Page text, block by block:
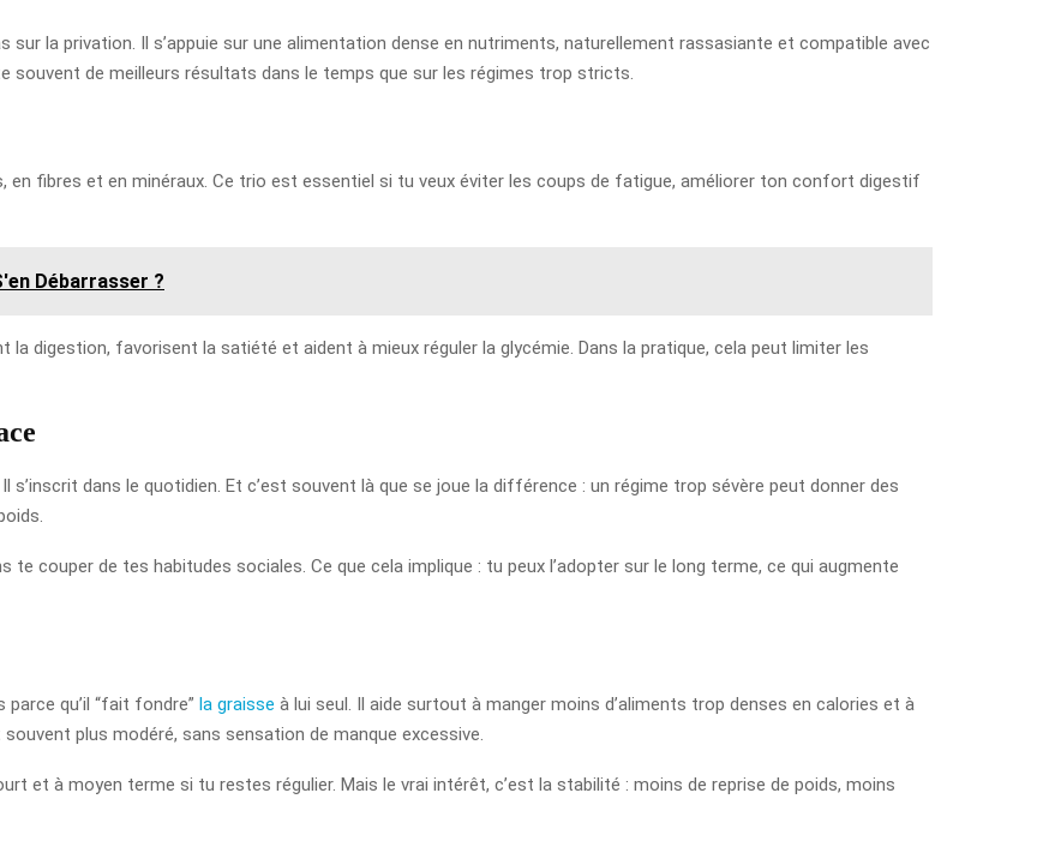
sur la privation. Il s’appuie sur une alimentation dense en nutriments, naturellement rassasiante et compatible avec
souvent de meilleurs résultats dans le temps que sur les régimes trop stricts.
en fibres et en minéraux. Ce trio est essentiel si tu veux éviter les coups de fatigue, améliorer ton confort digestif
Débarrasser ?
la digestion, favorisent la satiété et aident à mieux réguler la glycémie. Dans la pratique, cela peut limiter les
s’inscrit dans le quotidien. Et c’est souvent là que se joue la différence : un régime trop sévère peut donner des
couper de tes habitudes sociales. Ce que cela implique : tu peux l’adopter sur le long terme, ce qui augmente
qu’il “fait fondre” la graisse à lui seul. Il aide surtout à manger moins d’aliments trop denses en calories et à
plus modéré, sans sensation de manque excessive.
et à moyen terme si tu restes régulier. Mais le vrai intérêt, c’est la stabilité : moins de reprise de poids, moins